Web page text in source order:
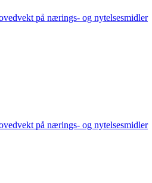
på nærings- og nytelsesmidler
på nærings- og nytelsesmidler